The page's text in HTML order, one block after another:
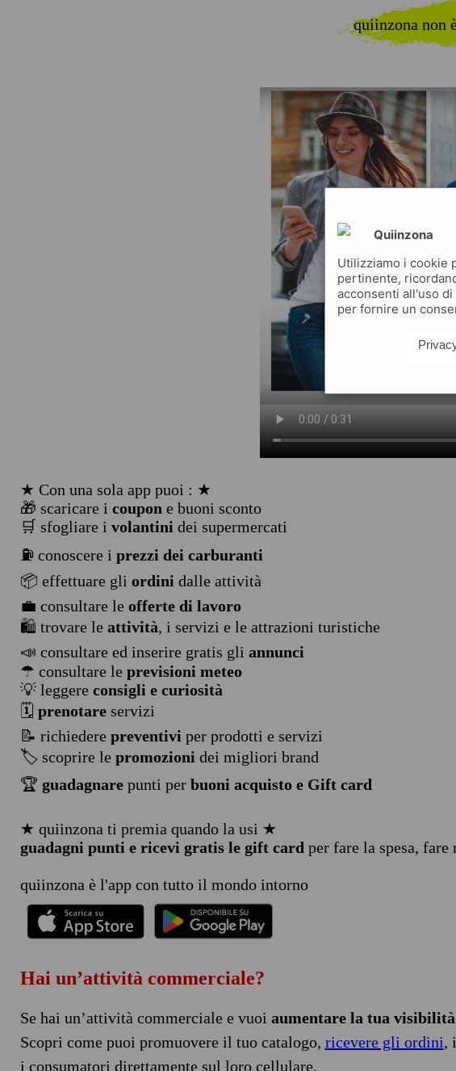
quiinzona non
★ Con una sola app puoi : ★
🎁 scaricare i coupon e buoni sconto
🛒 sfogliare i volantini dei supermercati
⛽ conoscere i prezzi dei carburanti
📦 effettuare gli ordini dalle attività
💼 consultare le offerte di lavoro
🛍️ trovare le attività, i servizi e le attrazioni turistiche
📣 consultare ed inserire gratis gli annunci
☂ consultare le previsioni meteo
💡 leggere consigli e curiosità
🗓️ prenotareservizi
📝 richiedere preventivi per prodotti e servizi
🏷️ scoprire le promozioni dei migliori brand
🏆 guadagnarepunti per buoni acquisto e Gift card
★ quiinzona ti premia quando la usi ★
guadagni punti e ricevi gratis le gift card per fare la spesa,
quiinzona è l'app con tutto il mondo intorno
Hai un’attività commerciale?
Se hai un’attività commerciale e vuoi aumentare la tua
Scopri come puoi promuovere il tuo catalogo, ricevere gli ordini,
i consumatori direttamente sul loro cellulare.
Quiinzona
Utilizziamo i cookie
pertinente,
acconsenti all'uso
per fornire un